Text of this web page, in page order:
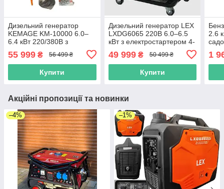
Дизельний генератор
KEMAGE KM-10000 6.0–
6.4 кВт 220/380В з
тактний з AVR для дому
бізнесу будівництва
55 999 ₴ 56 499 ₴
Купити
Дизельний генератор LEX
LXDG6065 220В 6.0–6.5
кВт з електростартером 4-
обмоткою для дому дачі
та роботи
49 999₴ 50 499 ₴
Купити
2.6
1
Акційні пропозиції та новинки
–4% –1%